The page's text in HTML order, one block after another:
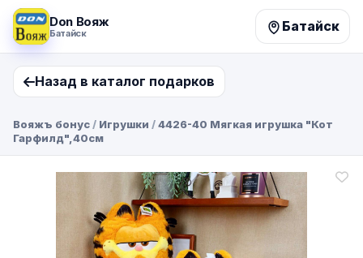
Don Вояж
Батайск Батайск
Назад в каталог подарков
Вояжъ бонус / Игрушки /4426-40 Мягкая игрушка "Кот
Гарфилд",40см